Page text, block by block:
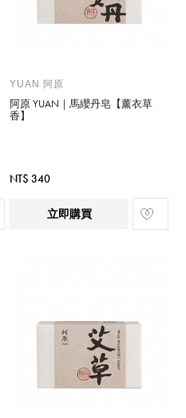
YUAN 阿原
阿原 YUAN｜馬纓丹皂【薰衣草
香】
NT$ 340
立即購買